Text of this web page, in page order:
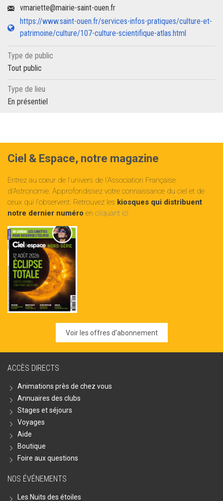
vmariette@mairie-saint-ouen.fr
https://www.saint-ouen.fr/services-infos-pratiques/culture-et-
patrimoine/culture/107-culture-scientifique-atlas.html
Type de public
Tout public
Type de lieu
En présentiel
Ciel & Espace, notre magazine
Entrez au cœur de l'univers de l'Association Française
d'Astronomie. Approfondissez votre connaissance du ciel et de
ceux qui l'observent. Retrouvez les kiosques qui distribuent
notre dernier numéro en cliquant ici
Voir les offres d'abonnement
ACCÈS DIRECTS
Animations près de chez vous
Annuaires des clubs
Stages et séjours
Voyages
Aide
Boutique
Foire aux questions
NOS ÉVÉNEMENTS
Les Nuits des étoiles